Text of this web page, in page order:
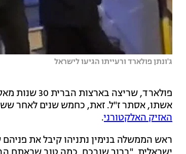
ג'ונתן פולארד ורעייתו הגיעו לישראל
פולארד, שריצה בארצות הברית 30 שנות מאסר בגין ריגול עבור ישראל,
אשתו, אסתר ז"ל. זאת, כחמש שנים לאחר
האזיק האלקטורני.
ראש הממשלה בנימין נתניהו קיבל את